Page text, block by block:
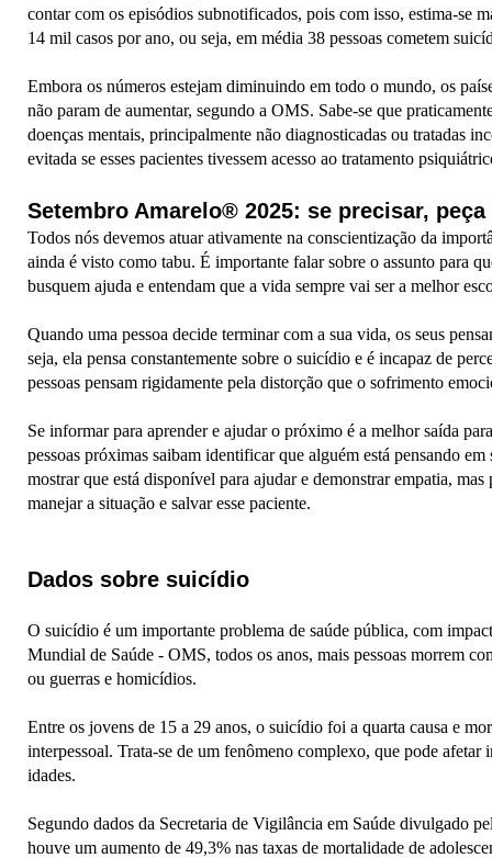
contar com os episódios subnotificados, pois com isso, estima-se
14 mil casos por ano, ou seja, em média 38 pessoas cometem
Embora os números estejam diminuindo em todo o mundo, os
não param de aumentar, segundo a OMS. Sabe-se que
doenças mentais, principalmente não diagnosticadas ou tratadas
evitada se esses pacientes tivessem acesso ao tratamento
Setembro Amarelo® 2025: se precisar, peça
Todos nós devemos atuar ativamente na conscientização da
ainda é visto como tabu. É importante falar sobre o assunto para
busquem ajuda e entendam que a vida sempre vai ser a melhor
Quando uma pessoa decide terminar com a sua vida, os seus
seja, ela pensa constantemente sobre o suicídio e é incapaz de
pessoas pensam rigidamente pela distorção que o sofrimento
Se informar para aprender e ajudar o próximo é a melhor saída
pessoas próximas saibam identificar que alguém está pensando
mostrar que está disponível para ajudar e demonstrar empatia,
manejar a situação e salvar esse paciente.
Dados sobre suicídio
O suicídio é um importante problema de saúde pública, com
Mundial de Saúde - OMS, todos os anos, mais pessoas morrem
ou guerras e homicídios.
Entre os jovens de 15 a 29 anos, o suicídio foi a quarta causa e
interpessoal. Trata-se de um fenômeno complexo, que pode
idades.
Segundo dados da Secretaria de Vigilância em Saúde divulgado
houve um aumento de 49,3% nas taxas de mortalidade de